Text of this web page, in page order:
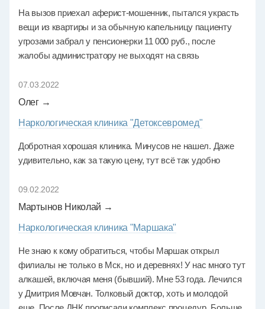
На вызов приехал аферист-мошенник, пытался украсть
вещи из квартиры и за обычную капельницу пациенту
угрозами забрал у пенсионерки 11 000 руб., после
жалобы администратору не выходят на связь
07.03.2022
Олег →
Наркологическая клиника "Детоксевромед"
Добротная хорошая клиника. Минусов не нашел. Даже
удивительно, как за такую цену, тут всё так удобно
09.02.2022
Мартынов Николай →
Наркологическая клиника "Маршака"
Не знаю к кому обратиться, чтобы Маршак открыл
филиалы не только в Мск, но и деревнях! У нас много тут
алкашей, включая меня (бывший). Мне 53 года. Лечился
у Дмитрия Мовчан. Толковый доктор, хоть и молодой